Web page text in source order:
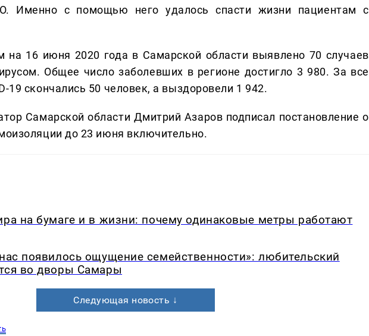
Именно с помощью него удалось спасти жизни пациентам с
на 16 июня 2020 года в Самарской области выявлено 70 случаев
Общее число заболевших в регионе достигло 3 980. За все
19 скончались 50 человек, а выздоровели 1 942.
Самарской области Дмитрий Азаров подписал постановление о
до 23 июня включительно.
на бумаге и в жизни: почему одинаковые метры работают
появилось ощущение семейственности»: любительский
во дворы Самары
Следующая новость ↓